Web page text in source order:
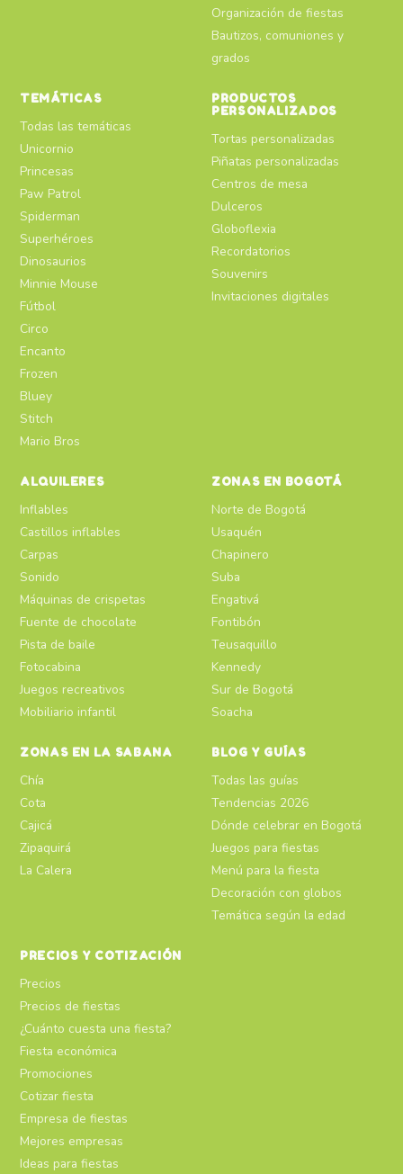
Organización de fiestas
Bautizos, comuniones y
grados
TEMÁTICAS
Todas las temáticas
Unicornio
Princesas
Paw Patrol
Spiderman
Superhéroes
Dinosaurios
Minnie Mouse
Fútbol
Circo
Encanto
Frozen
Bluey
Stitch
Mario Bros
PRODUCTOS
PERSONALIZADOS
Tortas personalizadas
Piñatas personalizadas
Centros de mesa
Dulceros
Globoflexia
Recordatorios
Souvenirs
Invitaciones digitales
ALQUILERES
Inflables
Castillos inflables
Carpas
Sonido
Máquinas de crispetas
Fuente de chocolate
Pista de baile
Fotocabina
Juegos recreativos
Mobiliario infantil
ZONAS EN BOGOTÁ
Norte de Bogotá
Usaquén
Chapinero
Suba
Engativá
Fontibón
Teusaquillo
Kennedy
Sur de Bogotá
Soacha
ZONAS EN LA SABANA
Chía
Cota
Cajicá
Zipaquirá
La Calera
BLOG Y GUÍAS
Todas las guías
Tendencias 2026
Dónde celebrar en Bogotá
Juegos para fiestas
Menú para la fiesta
Decoración con globos
Temática según la edad
PRECIOS Y COTIZACIÓN
Precios
Precios de fiestas
¿Cuánto cuesta una fiesta?
Fiesta económica
Promociones
Cotizar fiesta
Empresa de fiestas
Mejores empresas
Ideas para fiestas